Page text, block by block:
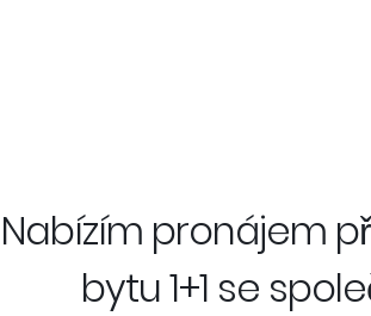
Nabízím pronájem
bytu 1+1 se